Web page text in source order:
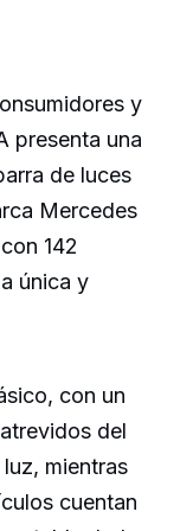
y
presenta una
de luces
Mercedes
142
única y
con un
del
mientras
cuentan